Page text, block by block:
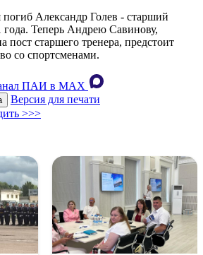
Александр Голев - старший
года. Теперь Андрею Савинову,
пост старшего тренера, предстоит
со спортсменами.
ПАИ в MAХ
Версия для печати
>>>